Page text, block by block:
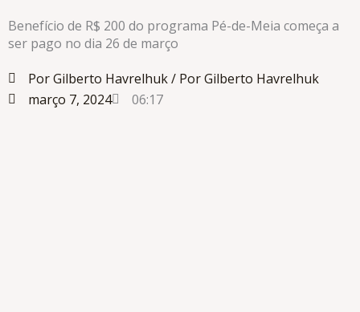
Benefício de R$ 200 do programa Pé-de-Meia começa a
ser pago no dia 26 de março
Por Gilberto Havrelhuk/ Por Gilberto Havrelhuk
março 7, 2024
06:17